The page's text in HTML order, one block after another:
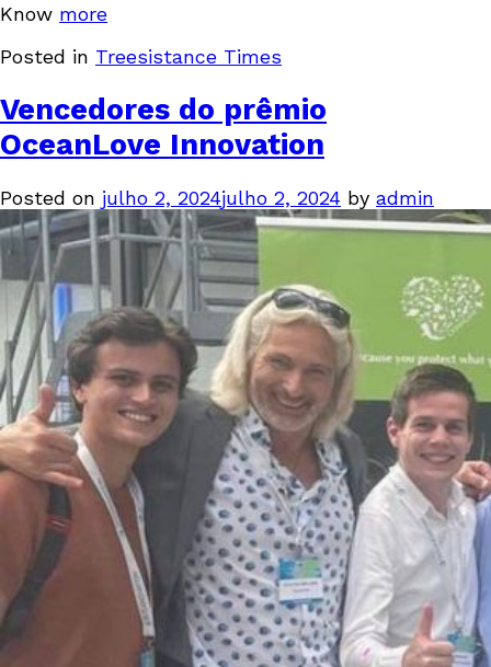
Know more
Posted in Treesistance Times
Vencedores do prêmio
OceanLove Innovation
Posted on julho 2, 2024julho 2, 2024 by admin